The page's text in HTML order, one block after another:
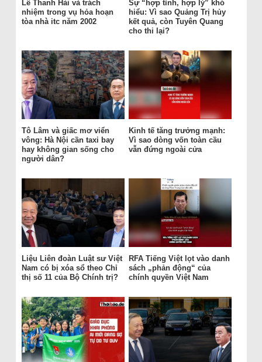
Lê Thanh Hải và trách
nhiệm trong vụ hỏa hoạn
tòa nhà itc năm 2002
Sự “hợp tình, hợp lý” khó
hiểu: Vì sao Quảng Trị hủy
kết quả, còn Tuyên Quang
cho thi lại?
Tô Lâm và giấc mơ viển
vông: Hà Nội cần taxi bay
hay không gian sống cho
người dân?
Kinh tế tăng trưởng mạnh:
Vì sao dòng vốn toàn cầu
vẫn đứng ngoài cửa
Liệu Liên đoàn Luật sư Việt
Nam có bị xóa sổ theo Chỉ
thị số 11 của Bộ Chính trị?
RFA Tiếng Việt lọt vào danh
sách „phản động“ của
chính quyền Việt Nam